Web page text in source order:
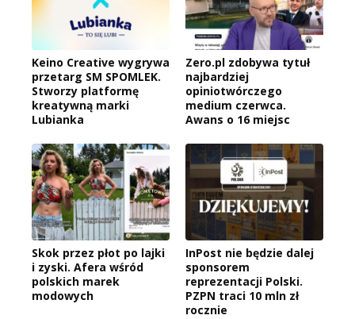
Keino Creative wygrywa
przetarg SM SPOMLEK.
Stworzy platformę
kreatywną marki
Lubianka
Zero.pl zdobywa tytuł
najbardziej
opiniotwórczego
medium czerwca.
Awans o 16 miejsc
Skok przez płot po lajki
i zyski. Afera wśród
polskich marek
modowych
InPost nie będzie dalej
sponsorem
reprezentacji Polski.
PZPN traci 10 mln zł
rocznie